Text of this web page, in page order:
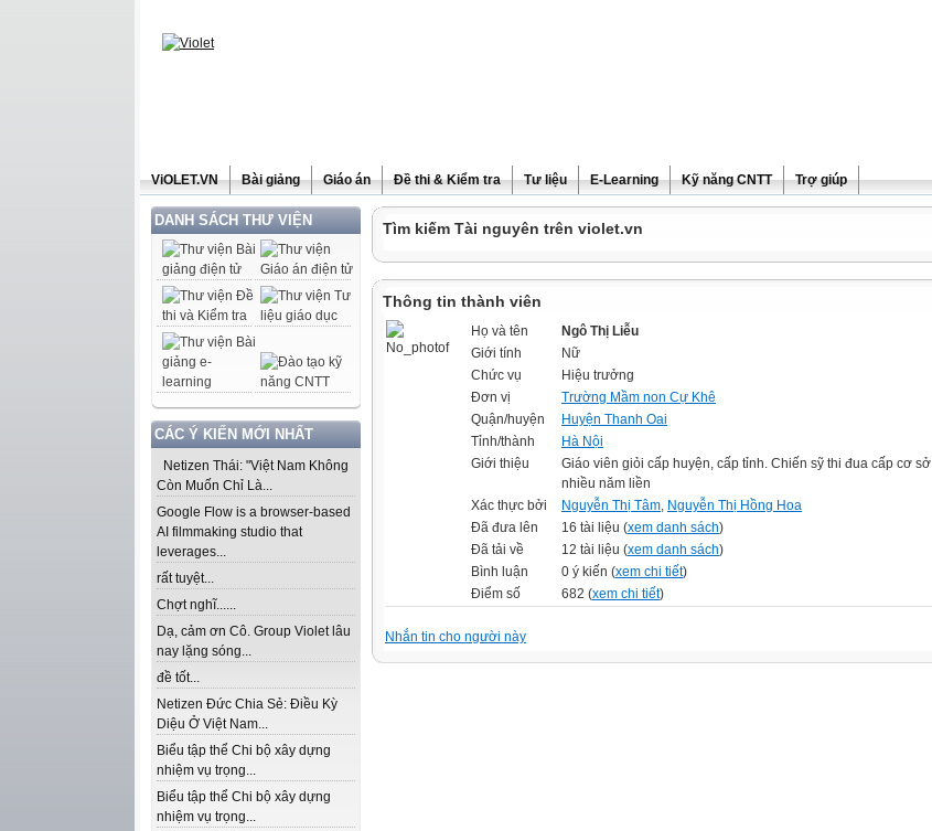
ViOLET.VN Bài giảng Giáo án Đề thi & Kiểm tra Tư liệu E-Learning Kỹ năng CNTT Trợ giúp
DANH SÁCH THƯ VIỆN
CÁC Ý KIẾN MỚI NHẤT
Netizen Thái: "Việt Nam Không
Còn Muốn Chỉ Là...
Google Flow is a browser-based
AI filmmaking studio that
leverages...
rất tuyệt...
Chợt nghĩ......
Dạ, cảm ơn Cô. Group Violet lâu
nay lặng sóng...
đề tốt...
Netizen Đức Chia Sẻ: Điều Kỳ
Diệu Ở Việt Nam...
Biểu tập thể Chi bộ xây dựng
nhiệm vụ trọng...
Biểu tập thể Chi bộ xây dựng
nhiệm vụ trọng...
Tìm kiếm Tài nguyên trên violet.vn
Thông tin thành viên
Họ và tên
Ngô Thị Liễu
Giới tính
Nữ
Chức vụ
Hiệu trưởng
Đơn vị
Trường Mầm non Cự Khê
Quận/huyện
Huyện Thanh Oai
Tỉnh/thành
Hà Nội
Giới thiệu
Giáo viên giỏi cấp huyện, cấp tỉnh. Chiến sỹ thi đua cấp cơ sở
nhiều năm liền
Xác thực bởi
Nguyễn Thị Tâm, Nguyễn Thị Hồng Hoa
Đã đưa lên
16 tài liệu (xem danh sách)
Đã tải về
12 tài liệu (xem danh sách)
Bình luận
0 ý kiến (xem chi tiết)
Điểm số
682 (xem chi tiết)
Nhắn tin cho người này